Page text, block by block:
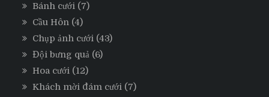
Bánh cưới (7)
Cầu Hôn (4)
Chụp ảnh cưới (43)
Đội bưng quả (6)
Hoa cưới (12)
Khách mời đám cưới (7)